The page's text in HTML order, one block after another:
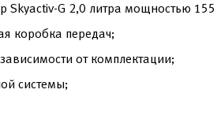
G 2,0 литра мощностью
коробка передач;
от комплектации;
системы;